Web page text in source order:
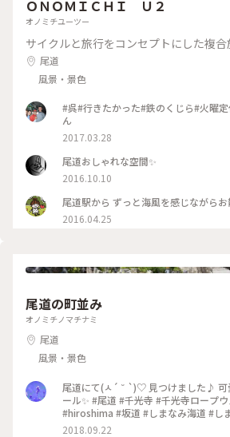
ＯＮＯＭＩＣＨＩ Ｕ２
オノミチユーツー
サイクルと旅行をコンセプトにした複合
尾道
風景・景色
#呉#行きたかった#鉄のくじら#火曜
ん
2017.03.28
尾道おしゃれな空間✨
2016.10.10
2016.04.25
尾道の町並み
オノミチノマチナミ
尾道
風景・景色
尾道にて(ㅅ´ ˘ `)♡ 見つけました♪ 可
ール✨ #尾道 #千光寺 #千光寺ロープ
#hiroshima #坂道 #しまなみ海道 #し
光寺公園 #展望台 #manhole #マンホー
2018.09.22